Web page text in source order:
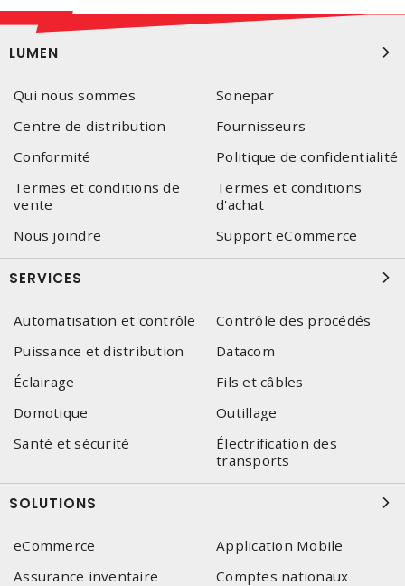
LUMEN
Qui nous sommes
Sonepar
Centre de distribution
Fournisseurs
Conformité
Politique de confidentialité
Termes et conditions de
vente
Termes et conditions
d'achat
Nous joindre
Support eCommerce
SERVICES
Automatisation et contrôle
Contrôle des procédés
Puissance et distribution
Datacom
Éclairage
Fils et câbles
Domotique
Outillage
Santé et sécurité
Électrification des
transports
SOLUTIONS
eCommerce
Application Mobile
Assurance inventaire
Comptes nationaux